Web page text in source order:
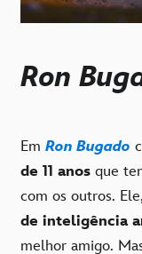
Ron
Em Ron Bugado
de 11 anos que
com os outros.
de inteligência
melhor amigo.